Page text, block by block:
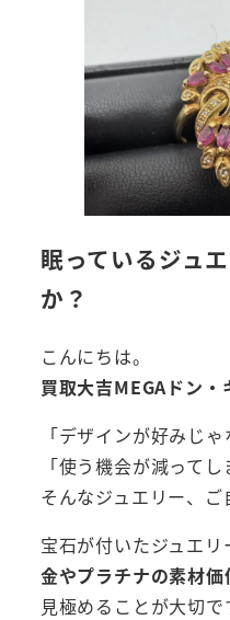
眠っているジュ
か？
こんにちは。
買取大吉MEGAドン
「デザインが好みじゃ
「使う機会が減ってし
そんなジュエリー、
宝石が付いたジュエリ
金やプラチナの素材
見極めることが大切で